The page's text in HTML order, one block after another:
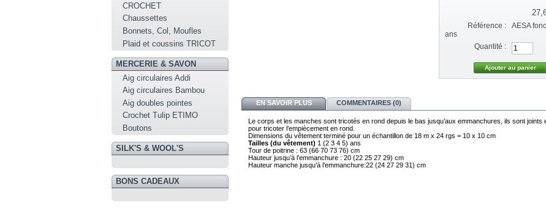
CROCHET
Chaussettes
Bonnets, Col, Moufles
Plaid et coussins TRICOT
MERCERIE & SAVON
Aig circulaires Addi
Aig circulaires Bambou
Aig doubles pointes
Crochet Tulip ETIMO
Boutons
SILK'S & WOOL'S
BONS CADEAUX
Référence :
AESA
ans
Quantité :
EN SAVOIR PLUS COMMENTAIRES (0)
Le corps et les manches sont tricotés en rond depuis le bas jusqu’aux emmanchures, ils sont joints
pour tricoter l’empiècement en rond.
Dimensions du vêtement terminé pour un échantillon de 18 m x 24 rgs = 10 x 10 cm
Tailles (du vêtement) 1 (2 3 4 5) ans
Tour de poitrine : 63 (66 70 73 76) cm
Hauteur jusqu’à l’emmanchure : 20 (22 25 27 29) cm
Hauteur manche jusqu’à l’emmanchure:22 (24 27 29 31) cm